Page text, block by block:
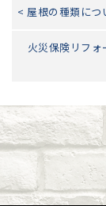
< 屋根の種類に
火災保険リフ